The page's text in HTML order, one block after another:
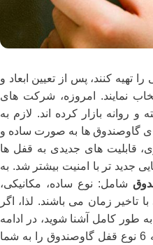
تهیه کنند، پس از تعیین ابعاد و
نمایند. امروزه، شرکت های
روانه بازار کرده اند. لازم به
گاوصندوق ها به صورت ساده و
قابلیت های جدیدی به قفل ها
جدید تر با امنیت بیشتر شد. به
شامل: نوع ساده، مکانیکی،
تاخیر زمان می باشند. لذا، اگر
طور کامل آشنا شوید، در ادامه
مقاله با ما همراه باشید. ما در ادامه 6 نوع قفل گاوصندوق را به شما